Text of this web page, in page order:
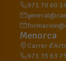
971 70 60
Menorca
Carrer
971 35 63 75